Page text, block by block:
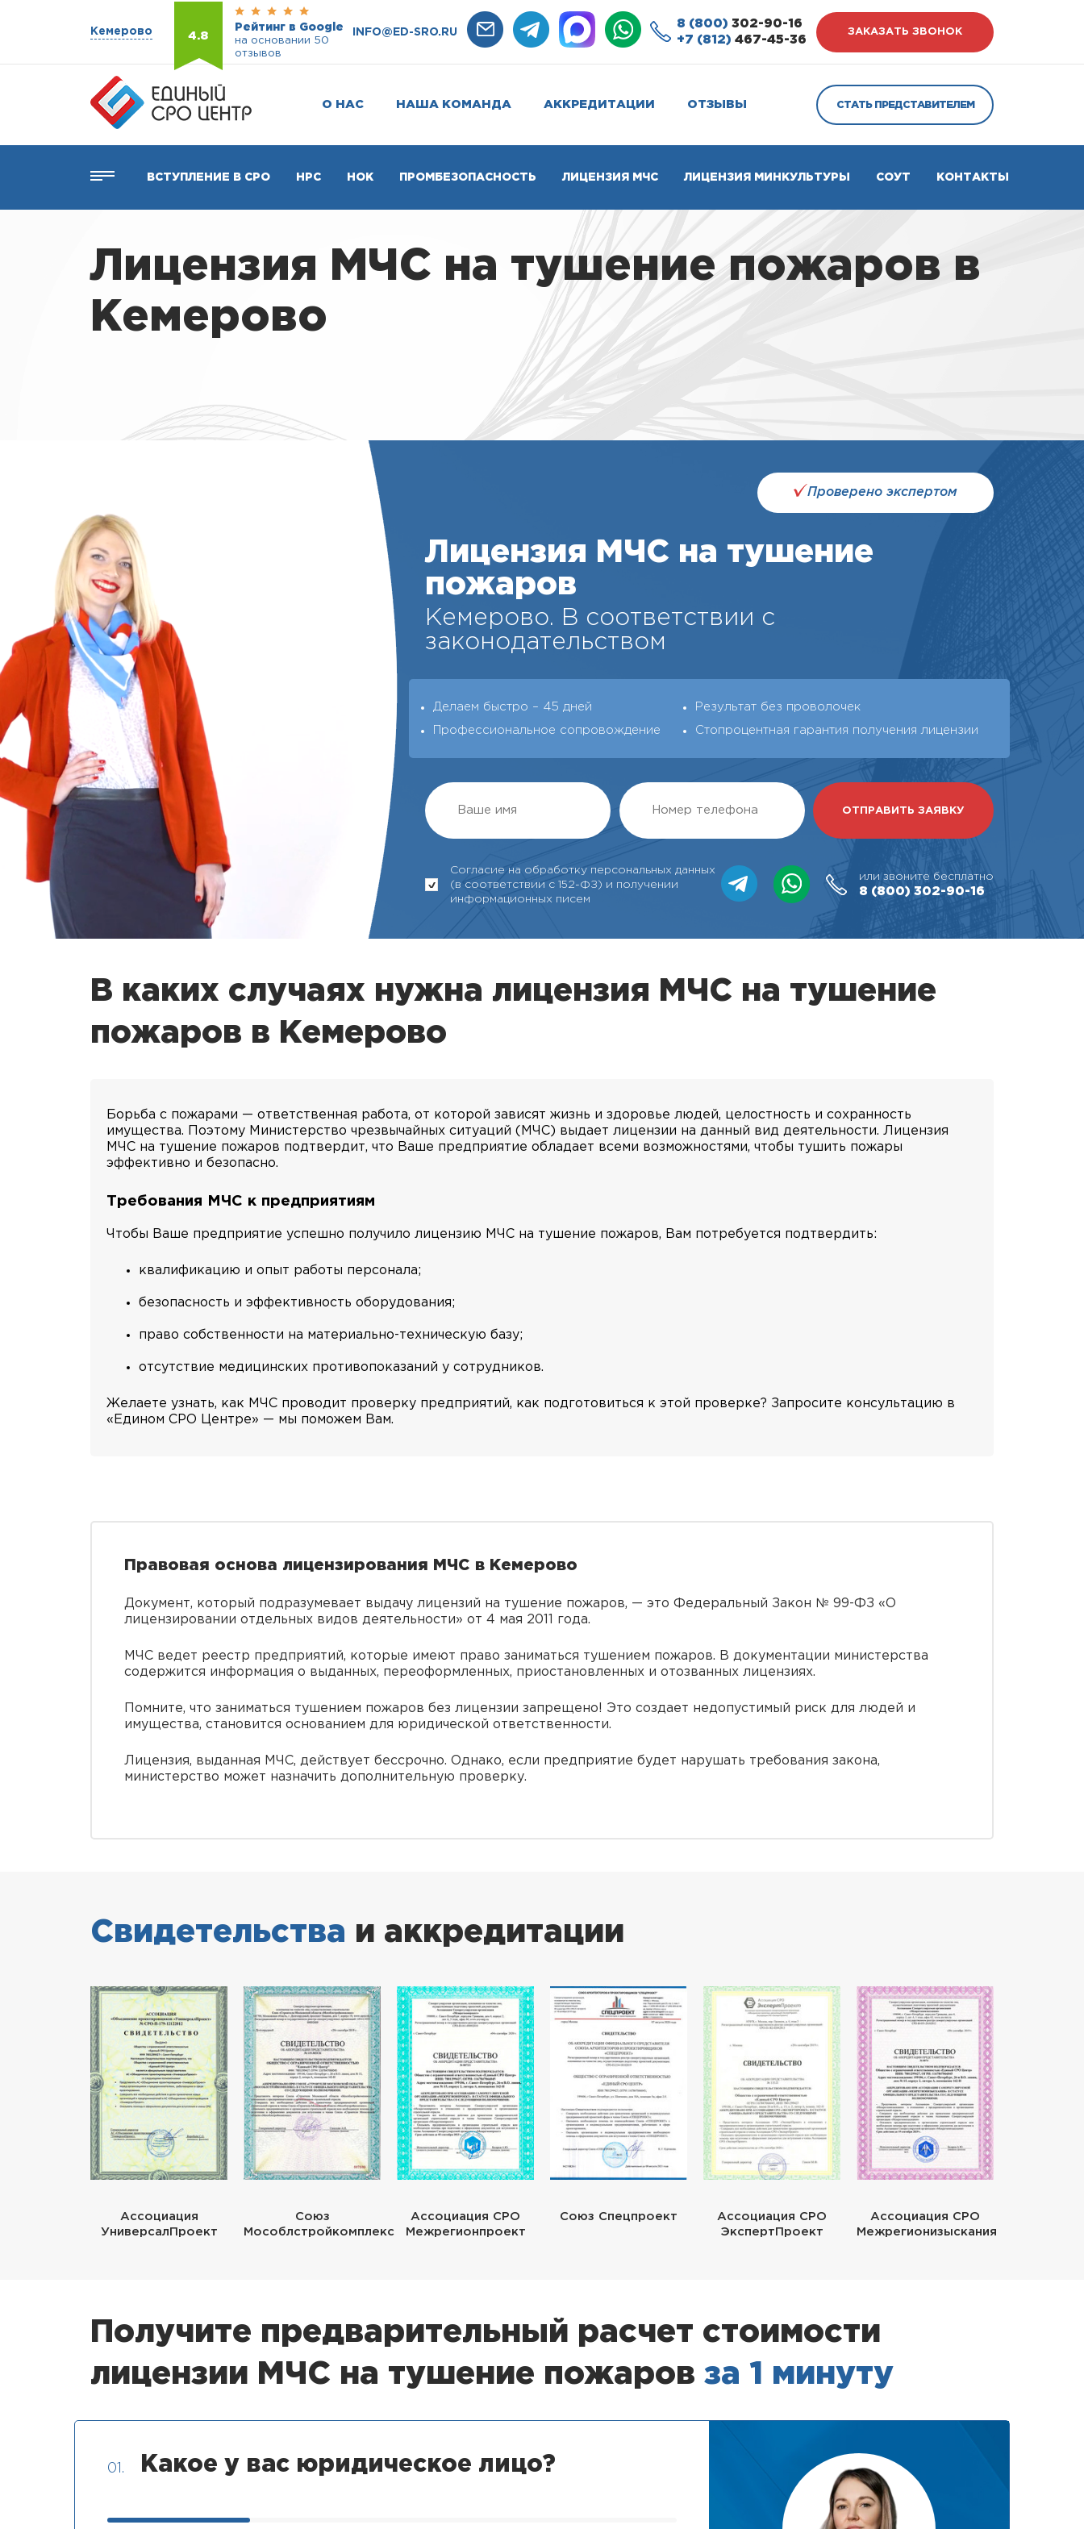
Кемерово 4.8
Рейтинг в Google
на основании 50
отзывов
INFO@ED-SRO.RU
8 (800) 302-90-16
+7 (812) 467-45-36
ЗАКАЗАТЬ ЗВОНОК
О НАС НАША КОМАНДА АККРЕДИТАЦИИ ОТЗЫВЫ СТАТЬ ПРЕДСТАВИТЕЛЕМ
ВСТУПЛЕНИЕ В СРО НРС НОК ПРОМБЕЗОПАСНОСТЬ ЛИЦЕНЗИЯ МЧС ЛИЦЕНЗИЯ МИНКУЛЬТУРЫ СОУТ КОНТАКТЫ
Лицензия МЧС на тушение пожаров в
Кемерово
Проверено экспертом
Лицензия МЧС на тушение
пожаров
Кемерово. В соответствии с
законодательством
Делаем быстро – 45 дней Результат без проволочек
Профессиональное сопровождение Стопроцентная гарантия получения лицензии
Согласие на обработку персональных данных
(в соответствии с 152-ФЗ) и получении
информационных писем
или звоните бесплатно
8 (800) 302-90-16
В каких случаях нужна лицензия МЧС на тушение
пожаров в Кемерово
Борьба с пожарами — ответственная работа, от которой зависят жизнь и здоровье людей, целостность и сохранность
имущества. Поэтому Министерство чрезвычайных ситуаций (МЧС) выдает лицензии на данный вид деятельности. Лицензия
МЧС на тушение пожаров подтвердит, что Ваше предприятие обладает всеми возможностями, чтобы тушить пожары
эффективно и безопасно.
Требования МЧС к предприятиям
Чтобы Ваше предприятие успешно получило лицензию МЧС на тушение пожаров, Вам потребуется подтвердить:
квалификацию и опыт работы персонала;
безопасность и эффективность оборудования;
право собственности на материально-техническую базу;
отсутствие медицинских противопоказаний у сотрудников.
Желаете узнать, как МЧС проводит проверку предприятий, как подготовиться к этой проверке? Запросите консультацию в
«Едином СРО Центре» — мы поможем Вам.
Правовая основа лицензирования МЧС в Кемерово
Документ, который подразумевает выдачу лицензий на тушение пожаров, — это Федеральный Закон № 99-ФЗ «О
лицензировании отдельных видов деятельности» от 4 мая 2011 года.
МЧС ведет реестр предприятий, которые имеют право заниматься тушением пожаров. В документации министерства
содержится информация о выданных, переоформленных, приостановленных и отозванных лицензиях.
Помните, что заниматься тушением пожаров без лицензии запрещено! Это создает недопустимый риск для людей и
имущества, становится основанием для юридической ответственности.
Лицензия, выданная МЧС, действует бессрочно. Однако, если предприятие будет нарушать требования закона,
министерство может назначить дополнительную проверку.
Свидетельства и аккредитации
Ассоциация
УниверсалПроект
Союз
Мособлстройкомплекс
Ассоциация СРО
Межрегионпроект
Союз Спецпроект
Ассоциация СРО
ЭкспертПроект
Ассоциация СРО
Межрегионизыскания
Получите предварительный расчет стоимости
лицензии МЧС на тушение пожаров за 1 минуту
01. Какое у вас юридическое лицо?